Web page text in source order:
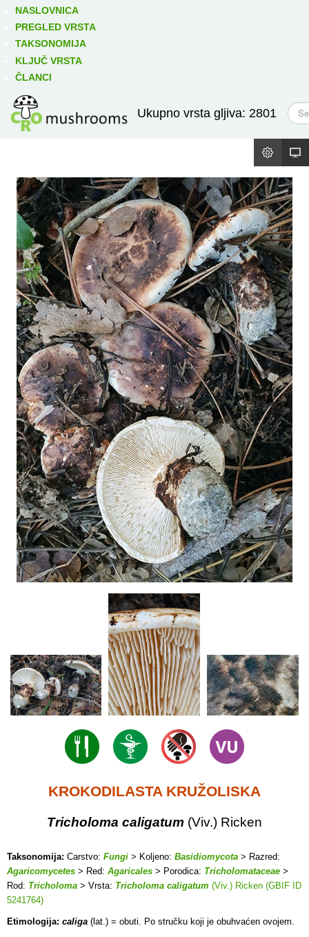
NASLOVNICA
PREGLED VRSTA
TAKSONOMIJA
KLJUČ VRSTA
ČLANCI
Ukupno vrsta gljiva: 2801
T
r
ž
KROKODILASTA KRUŽOLISKA
Tricholoma caligatum (Viv.) Ricken
Taksonomija: Carstvo: Fungi > Koljeno: Basidiomycota > Razred:
Agaricomycetes > Red: Agaricales > Porodica: Tricholomataceae >
Rod: Tricholoma > Vrsta: Tricholoma caligatum (Viv.) Ricken (GBIF ID
5241764)
Etimologija: caliga (lat.) = obuti. Po stručku koji je obuhvaćen ovojem.
Izravno podređene niže takse: